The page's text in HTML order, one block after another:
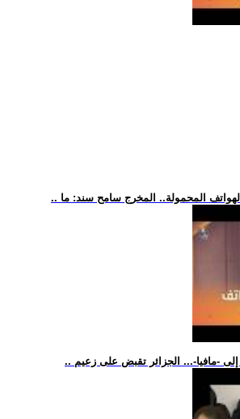
المحمولة.. المخرج سامح سند: ما
-مافيا-... الجزائر تقبض على زعيم